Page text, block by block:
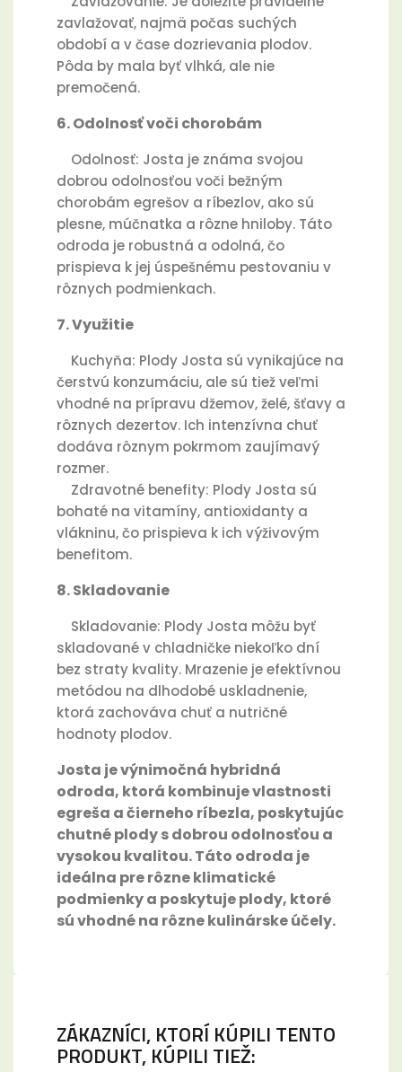
zavlažovať, najmä počas suchých
období a v čase dozrievania plodov.
Pôda by mala byť vlhká, ale nie
premočená.
6. Odolnosť voči chorobám
Odolnosť: Josta je známa svojou
dobrou odolnosťou voči bežným
chorobám egrešov a ríbezlov, ako sú
plesne, múčnatka a rôzne hniloby. Táto
odroda je robustná a odolná, čo
prispieva k jej úspešnému pestovaniu v
rôznych podmienkach.
7. Využitie
Kuchyňa: Plody Josta sú vynikajúce na
čerstvú konzumáciu, ale sú tiež veľmi
vhodné na prípravu džemov, želé, šťavy a
rôznych dezertov. Ich intenzívna chuť
dodáva rôznym pokrmom zaujímavý
rozmer.
Zdravotné benefity: Plody Josta sú
bohaté na vitamíny, antioxidanty a
vlákninu, čo prispieva k ich výživovým
benefitom.
8. Skladovanie
Skladovanie: Plody Josta môžu byť
skladované v chladničke niekoľko dní
bez straty kvality. Mrazenie je efektívnou
metódou na dlhodobé uskladnenie,
ktorá zachováva chuť a nutričné
hodnoty plodov.
Josta je výnimočná hybridná
odroda, ktorá kombinuje vlastnosti
egreša a čierneho ríbezla, poskytujúc
chutné plody s dobrou odolnosťou a
vysokou kvalitou. Táto odroda je
ideálna pre rôzne klimatické
podmienky a poskytuje plody, ktoré
sú vhodné na rôzne kulinárske účely.
ZÁKAZNÍCI, KTORÍ KÚPILI TENTO
PRODUKT, KÚPILI TIEŽ: